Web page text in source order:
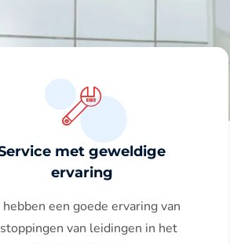
met geweldige
ervaring
een goede ervaring van
van leidingen in het